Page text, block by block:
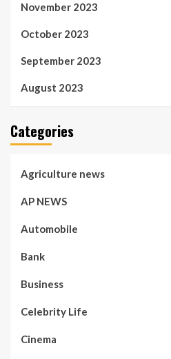
November 2023
October 2023
September 2023
August 2023
Categories
Agriculture news
AP NEWS
Automobile
Bank
Business
Celebrity Life
Cinema